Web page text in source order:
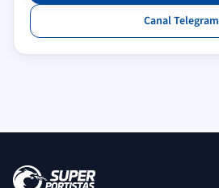
Canal Telegram